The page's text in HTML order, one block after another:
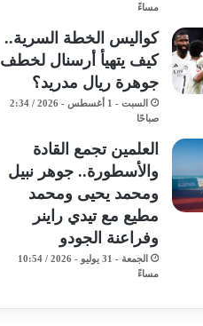
مساءً
كواليس الخطة السرية..
كيف يتهيأ أرسنال لخطف
جوهرة ريال مدريد؟
السبت - 1 أغسطس - 2026 / 2:34
صباحًا
​العلمين تجمع القادة
والأسطورة.. جوهر نبيل
ومحمد يحيى ومحمد
مطيع مع تيدي راينر
وفراعنة الجودو ​
الجمعة - 31 يوليو - 2026 / 10:54
مساءً